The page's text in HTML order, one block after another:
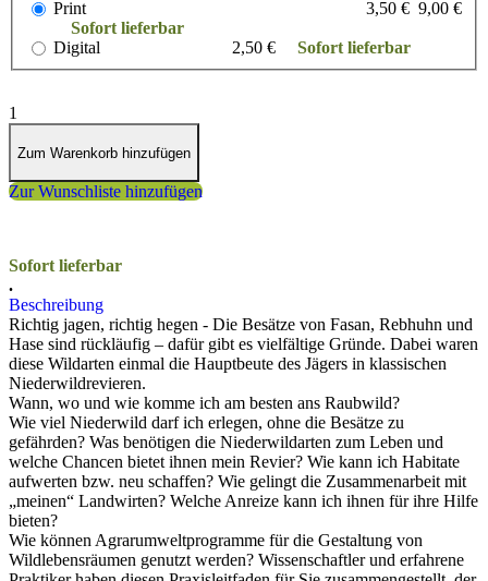
Print
3,50 € 9,00 €
Sofort lieferbar
Digital
2,50 € Sofort lieferbar
1
Zum Warenkorb hinzufügen
Zur Wunschliste hinzufügen
Sofort lieferbar
.
Beschreibung
Richtig jagen, richtig hegen - Die Besätze von Fasan, Rebhuhn und
Hase sind rückläufig – dafür gibt es vielfältige Gründe. Dabei waren
diese Wildarten einmal die Hauptbeute des Jägers in klassischen
Niederwildrevieren.
Wann, wo und wie komme ich am besten ans Raubwild?
Wie viel Niederwild darf ich erlegen, ohne die Besätze zu
gefährden? Was benötigen die Niederwildarten zum Leben und
welche Chancen bietet ihnen mein Revier? Wie kann ich Habitate
aufwerten bzw. neu schaffen? Wie gelingt die Zusammenarbeit mit
„meinen“ Landwirten? Welche Anreize kann ich ihnen für ihre Hilfe
bieten?
Wie können Agrarumweltprogramme für die Gestaltung von
Wildlebensräumen genutzt werden? Wissenschaftler und erfahrene